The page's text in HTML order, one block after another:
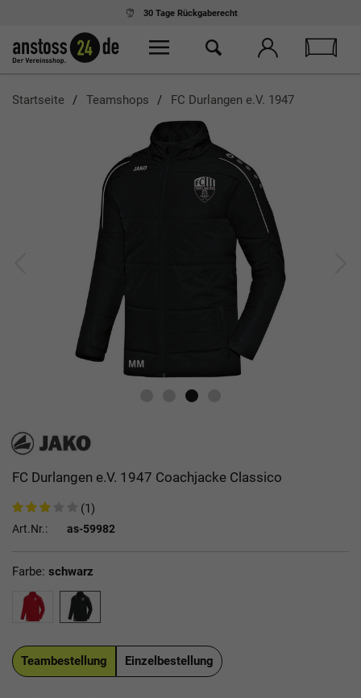
Ab 75,- € Einkaufkostenloser Versand
Startseite Teamshops FC Durlangen e.V. 1947
FC Durlangen e.V. 1947 Coachjacke Classico
(1)
Art.Nr.: as-59982
Farbe: schwarz
Teambestellung Einzelbestellung